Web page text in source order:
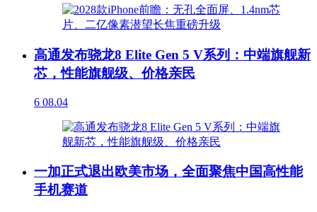
高通发布骁龙8 Elite Gen 5 V系列：中端旗舰新
芯，性能旗舰级、价格亲民
6 08.04
一加正式退出欧美市场，全面聚焦中国高性能
手机赛道